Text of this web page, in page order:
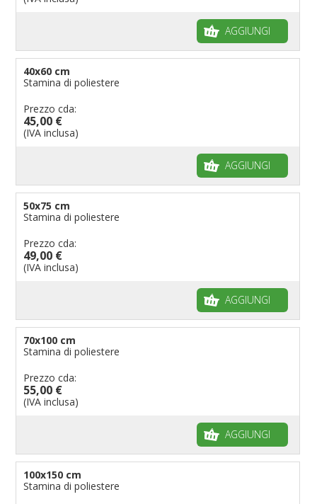
AGGIUNGI
40x60 cm
Stamina di poliestere
Prezzo cda:
45,00 €
(IVA inclusa)
AGGIUNGI
50x75 cm
Stamina di poliestere
Prezzo cda:
49,00 €
(IVA inclusa)
AGGIUNGI
70x100 cm
Stamina di poliestere
Prezzo cda:
55,00 €
(IVA inclusa)
AGGIUNGI
100x150 cm
Stamina di poliestere